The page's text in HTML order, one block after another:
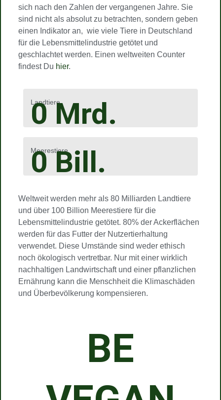
sich nach den Zahlen der vergangenen Jahre. Sie
sind nicht als absolut zu betrachten, sondern geben
einen Indikator an, wie viele Tiere in Deutschland
für die Lebensmittelindustrie getötet und
geschlachtet werden. Einen weltweiten Counter
findest Du hier.
Landtiere
0 Mrd.
Meerestiere
0 Bill.
Weltweit werden mehr als 80 Milliarden Landtiere
und über 100 Billion Meerestiere für die
Lebensmittelindustrie getötet. 80% der Ackerflächen
werden für das Futter der Nutzertierhaltung
verwendet. Diese Umstände sind weder ethisch
noch ökologisch vertretbar. Nur mit einer wirklich
nachhaltigen Landwirtschaft und einer pflanzlichen
Ernährung kann die Menschheit die Klimaschäden
und Überbevölkerung kompensieren.
BE